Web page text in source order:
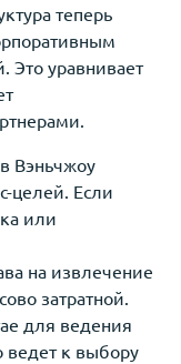
теперь
Это уравнивает
Вэньчжоу
целей. Если
или
на извлечение
затратной.
для ведения
ведет к выбору